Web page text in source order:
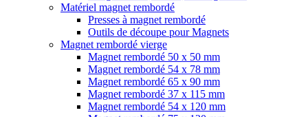
Matériel magnet rembordé
Presses à magnet rembordé
Outils de découpe pour Magnets
Magnet rembordé vierge
Magnet rembordé 50 x 50 mm
Magnet rembordé 54 x 78 mm
Magnet rembordé 65 x 90 mm
Magnet rembordé 37 x 115 mm
Magnet rembordé 54 x 120 mm